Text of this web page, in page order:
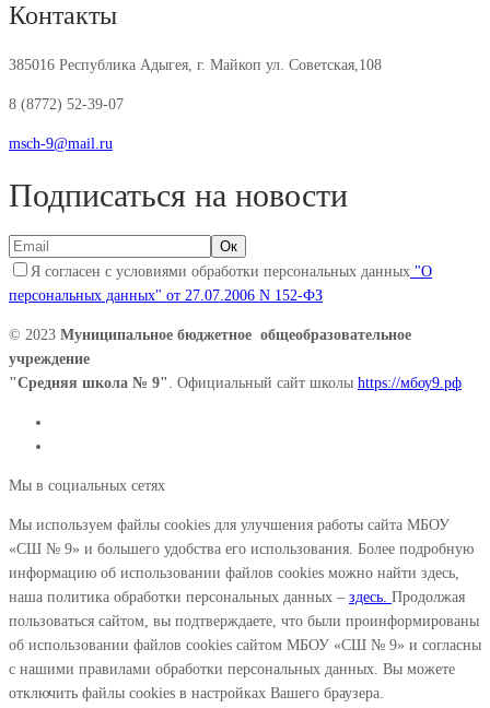
Контакты
385016 Республика Адыгея, г. Майкоп ул. Советская,108
8 (8772) 52-39-07
msch-9@mail.ru
Подписаться на новости
Я согласен с условиями обработки персональных данных "О
персональных данных" от 27.07.2006 N 152-ФЗ
© 2023 Муниципальное бюджетное общеобразовательное
учреждение
"Средняя школа № 9"
. Официальный сайт школы https://мбоу9.рф
Мы в социальных сетях
Мы используем файлы cookies для улучшения работы сайта МБОУ
«СШ № 9» и большего удобства его использования. Более подробную
информацию об использовании файлов cookies можно найти здесь,
наша политика обработки персональных данных – здесь. Продолжая
пользоваться сайтом, вы подтверждаете, что были проинформированы
об использовании файлов cookies сайтом МБОУ «СШ № 9» и согласны
с нашими правилами обработки персональных данных. Вы можете
отключить файлы cookies в настройках Вашего браузера.